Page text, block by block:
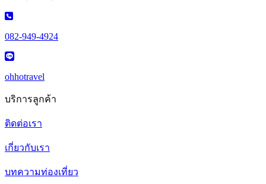
082-949-4924
ohhotravel
บริการลูกค้า
ติดต่อเรา
เกี่ยวกับเรา
บทความท่องเที่ยว